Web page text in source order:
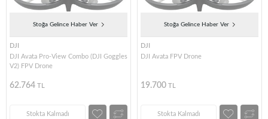
Stoğa Gelince Haber Ver
DJI
DJI Avata Pro-View Combo (DJI Goggles
V2) FPV Drone
62.764 TL
Stokta Kalmadı
Stoğa Gelince Haber Ver
DJI
DJI Avata FPV Drone
19.700 TL
Stokta Kalmadı